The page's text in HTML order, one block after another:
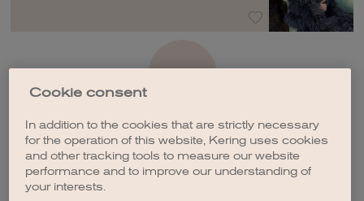
CRÉER UNE ALERTE
Cookie consent
In addition to the cookies that are strictly necessary
for the operation of this website, Kering uses cookies
and other tracking tools to measure our website
performance and to improve our understanding of
your interests.